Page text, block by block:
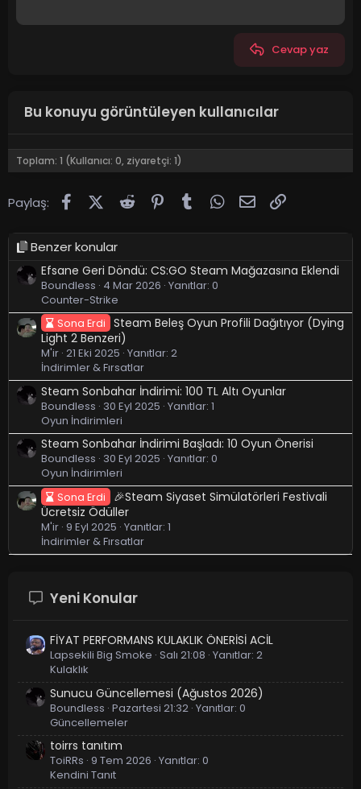
Cevap yaz
Bu konuyu görüntüleyen kullanıcılar
Toplam: 1 (Kullanıcı: 0, ziyaretçi: 1)
Paylaş: FacebookX (Twitter)
Reddit Pinterest
Tumblr WhatsApp
E-posta
Benzer konular
Efsane Geri Döndü: CS:GO Steam Mağazasına Eklendi
Boundless 4 Mar 2026 Yanıtlar: 0
Counter-Strike
Sona Erdi
Steam Beleş Oyun Profili Dağıtıyor (Dying
Light 2 Benzeri)
M'ir 21 Eki 2025 Yanıtlar: 2
İndirimler & Fırsatlar
Steam Sonbahar İndirimi: 100 TL Altı Oyunlar
Boundless 30 Eyl 2025 Yanıtlar: 1
Oyun İndirimleri
Steam Sonbahar İndirimi Başladı: 10 Oyun Önerisi
Boundless 30 Eyl 2025 Yanıtlar: 0
Oyun İndirimleri
Sona Erdi
🎉Steam Siyaset Simülatörleri Festivali
Ücretsiz Ödüller
M'ir 9 Eyl 2025 Yanıtlar: 1
İndirimler & Fırsatlar
Yeni Konular
FİYAT PERFORMANS KULAKLIK ÖNERİSİ ACİL
Lapsekili Big Smoke Salı 21:08 Yanıtlar: 2
Kulaklık
Sunucu Güncellemesi (Ağustos 2026)
Boundless Pazartesi 21:32 Yanıtlar: 0
Güncellemeler
toirrs tanıtım
ToiRRs 9 Tem 2026 Yanıtlar: 0
Kendini Tanıt